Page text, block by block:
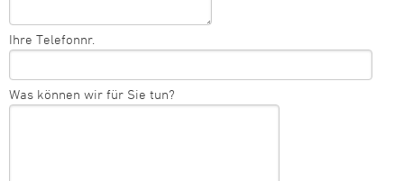
Ihre Telefonnr.
Was können wir für Sie tun?